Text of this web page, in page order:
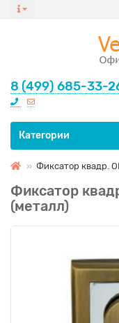
8 (499) 685-33-
Все категории
Категории
Фиксатор квадр.
Фиксатор
(металл)